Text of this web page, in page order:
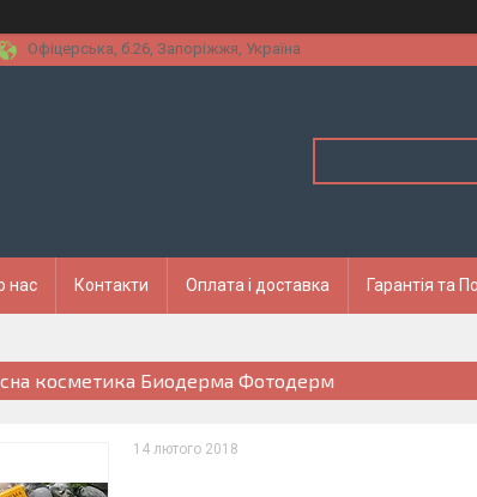
Офіцерська, б.26, Запоріжжя, Україна
нас Контакти Оплата і доставка Гарантія та
косметика Биодерма Фотодерм
14 лютого 2018